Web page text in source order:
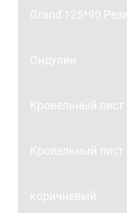
Grand 125*90
Ондулин
Кровельный
Кровельный
коричневый